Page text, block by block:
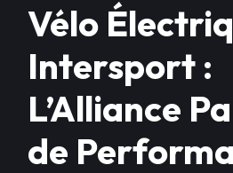
Vélo
Intersport :
L’Alliance
de